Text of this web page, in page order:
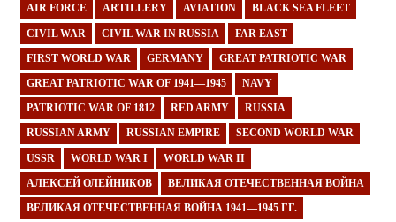
AIR FORCE ARTILLERY AVIATION BLACK SEA FLEET
CIVIL WAR CIVIL WAR IN RUSSIA FAR EAST
FIRST WORLD WAR GERMANY GREAT PATRIOTIC WAR
GREAT PATRIOTIC WAR OF 1941—1945 NAVY
PATRIOTIC WAR OF 1812 RED ARMY RUSSIA
RUSSIAN ARMY RUSSIAN EMPIRE SECOND WORLD WAR
USSR WORLD WAR I WORLD WAR II
АЛЕКСЕЙ ОЛЕЙНИКОВ ВЕЛИКАЯ ОТЕЧЕСТВЕННАЯ ВОЙНА
ВЕЛИКАЯ ОТЕЧЕСТВЕННАЯ ВОЙНА 1941—1945 ГГ.